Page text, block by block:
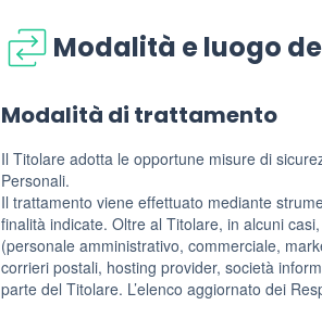
Modalità e luogo
Modalità di trattamento
Il Titolare adotta le opportune misure di
Personali.
Il trattamento viene effettuato mediante
finalità indicate. Oltre al Titolare, in alcuni
(personale amministrativo, commerciale,
corrieri postali, hosting provider, società
parte del Titolare. L’elenco aggiornato dei